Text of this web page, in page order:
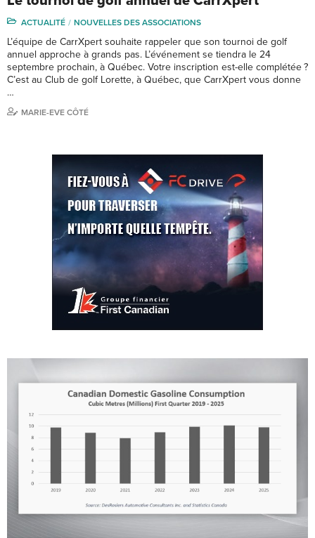
ACTUALITÉ NOUVELLES DES ASSOCIATIONS
L’équipe de CarrXpert souhaite rappeler que son tournoi de golf
annuel approche à grands pas. L’événement se tiendra le 24
septembre prochain, à Québec. Votre inscription est-elle complétée ?
C’est au Club de golf Lorette, à Québec, que CarrXpert vous donne
…
MARIE-EVE CÔTÉ